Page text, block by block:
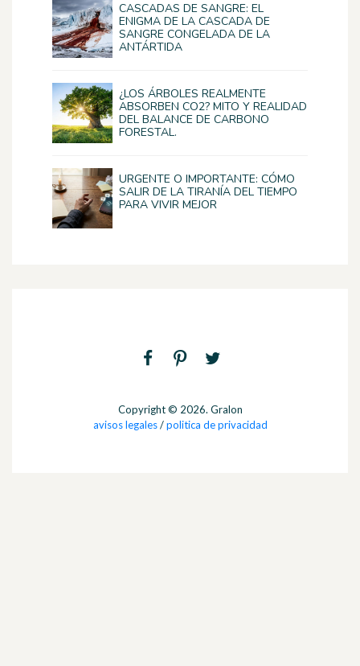
CASCADAS DE SANGRE: EL
ENIGMA DE LA CASCADA DE
SANGRE CONGELADA DE LA
ANTÁRTIDA
¿LOS ÁRBOLES REALMENTE
ABSORBEN CO2? MITO Y REALIDAD
DEL BALANCE DE CARBONO
FORESTAL.
URGENTE O IMPORTANTE: CÓMO
SALIR DE LA TIRANÍA DEL TIEMPO
PARA VIVIR MEJOR
Copyright © 2026. Gralon
avisos legales/politica de privacidad